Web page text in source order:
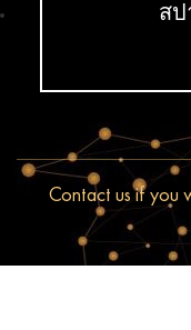
สป
Contact us if you